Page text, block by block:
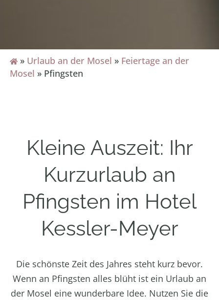
» Urlaub an der Mosel » Feiertage an der
Mosel » Pfingsten
Kleine Auszeit: Ihr
Kurzurlaub an
Pfingsten im Hotel
Kessler-Meyer
Die schönste Zeit des Jahres steht kurz bevor.
Wenn an Pfingsten alles blüht ist ein Urlaub an
der Mosel eine wunderbare Idee. Nutzen Sie die